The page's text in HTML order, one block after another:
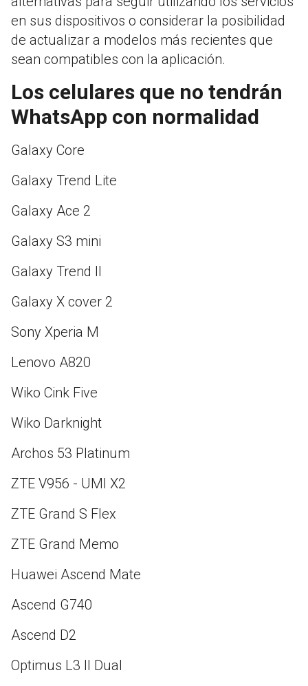
en sus dispositivos o considerar la posibilidad
de actualizar a modelos más recientes que
sean compatibles con la aplicación.
Los celulares que no tendrán
WhatsApp con normalidad
Galaxy Core
Galaxy Trend Lite
Galaxy Ace 2
Galaxy S3 mini
Galaxy Trend II
Galaxy X cover 2
Sony Xperia M
Lenovo A820
Wiko Cink Five
Wiko Darknight
Archos 53 Platinum
ZTE V956 - UMI X2
ZTE Grand S Flex
ZTE Grand Memo
Huawei Ascend Mate
Ascend G740
Ascend D2
Optimus L3 II Dual